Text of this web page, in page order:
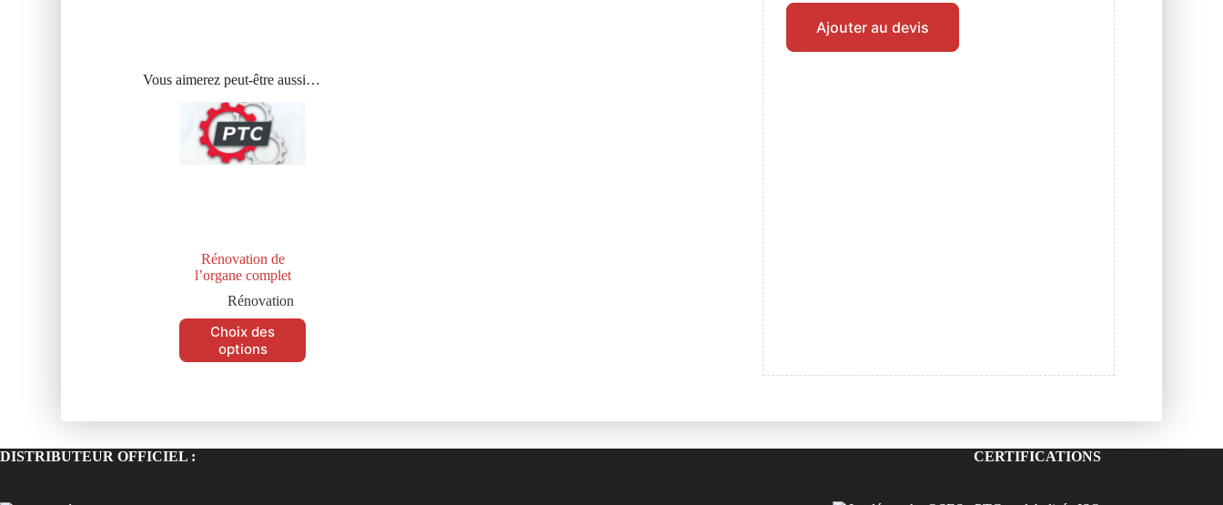
Vous aimerez peut-être aussi…
Rénovation de
l’organe complet
Rénovation
Choix des
options
Ajouter au devis
DISTRIBUTEUR OFFICIEL : CERTIFICATIONS